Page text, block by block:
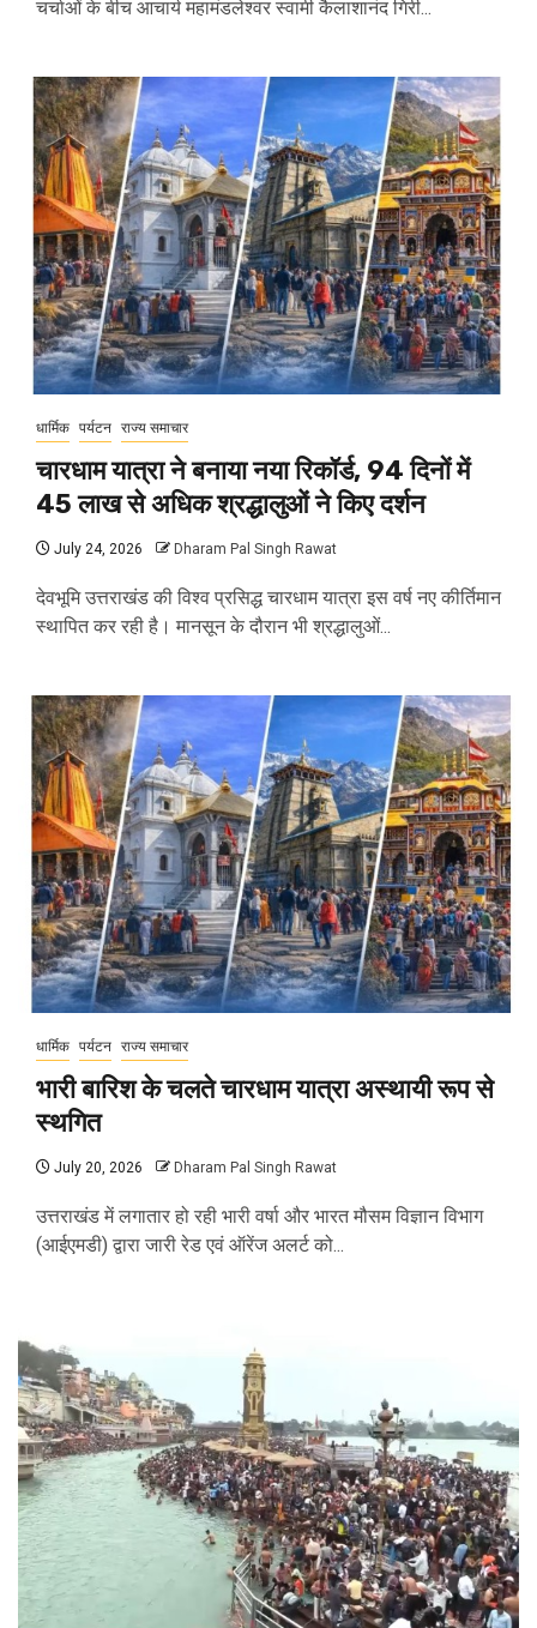
चर्चाओं के बीच आचार्य महामंडलेश्वर स्वामी कैलाशानंद गिरी...
धार्मिक पर्यटन राज्य समाचार
चारधाम यात्रा ने बनाया नया रिकॉर्ड, 94 दिनों में
45 लाख से अधिक श्रद्धालुओं ने किए दर्शन
July 24, 2026 Dharam Pal Singh Rawat
देवभूमि उत्तराखंड की विश्व प्रसिद्ध चारधाम यात्रा इस वर्ष नए कीर्तिमान
स्थापित कर रही है। मानसून के दौरान भी श्रद्धालुओं...
धार्मिक पर्यटन राज्य समाचार
भारी बारिश के चलते चारधाम यात्रा अस्थायी रूप से
स्थगित
July 20, 2026 Dharam Pal Singh Rawat
उत्तराखंड में लगातार हो रही भारी वर्षा और भारत मौसम विज्ञान विभाग
(आईएमडी) द्वारा जारी रेड एवं ऑरेंज अलर्ट को...